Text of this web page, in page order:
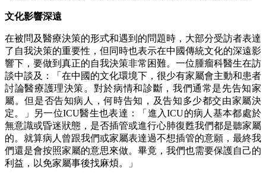
文化影響深遠
在被問及醫療決策的形式和遇到的問題時，大部分受訪者表達
了自我決策的重要性，但同時也表示在中國傳統文化的深遠影
響下，要做到真正的自我決策非常困難。一位腫瘤科醫生在訪
談中談及：「在中國的文化環境下，很少有家屬會主動和患者
討論醫療護理決策。對於病情和診斷，我們通常是先告知家
屬。但是否告知病人，何時告知，及告知多少都交由家屬決
定。」另一位ICU醫生也表達：「進入ICU的病人基本都處於
無意識或昏迷狀態，是否插管或進行心肺復甦我們都是聽家屬
的。就算病人曾跟我們或家屬表達過不想插管的意願，最終我
們還是會按照家屬的意思來做。畢竟，我們也需要保護自己的
利益，以免家屬事後找麻煩。」